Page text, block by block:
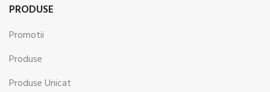
PRODUSE
Promotii
Produse
Produse Unicat